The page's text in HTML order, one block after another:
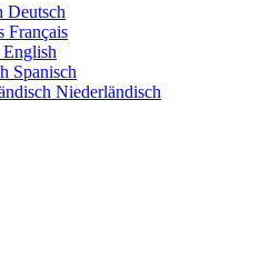
Deutsch
Français
English
Spanisch
Niederländisch